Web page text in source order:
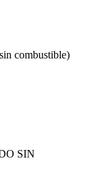
combustible)
SIN